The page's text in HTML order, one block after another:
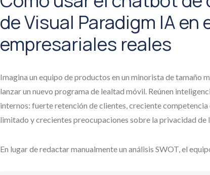
de Visual Paradigm IA en
empresariales reales
Imagina un equipo de productos en un minorista de tamaño
lanzar un nuevo programa de lealtad móvil. Reúnen
internos: fuerte retención de clientes, creciente
limitado y crecientes preocupaciones sobre la privacidad de
En lugar de redactar manualmente un análisis SWOT, el